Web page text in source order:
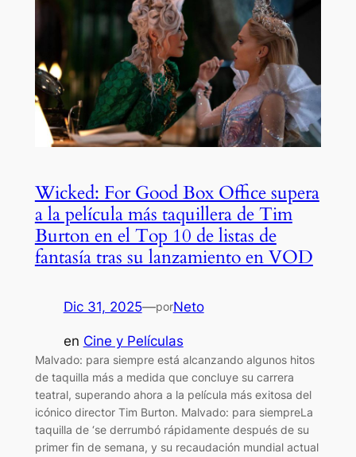
Wicked: For Good Box Office supera
a la película más taquillera de Tim
Burton en el Top 10 de listas de
fantasía tras su lanzamiento en VOD
Dic 31, 2025—porNeto
en Cine y Películas
Malvado: para siempre está alcanzando algunos hitos
de taquilla más a medida que concluye su carrera
teatral, superando ahora a la película más exitosa del
icónico director Tim Burton. Malvado: para siempreLa
taquilla de ‘se derrumbó rápidamente después de su
primer fin de semana, y su recaudación mundial actual